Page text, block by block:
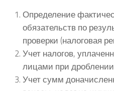
Определение
обязательств по
проверки (налоговая
Учет налогов,
лицами при
Учет сумм